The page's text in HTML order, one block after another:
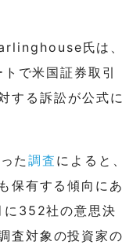
氏は、
で米国証券取引
する訴訟が公式に
た調査 によると、
保有する傾向にあ
に352社の意思決
査対象の投資家の